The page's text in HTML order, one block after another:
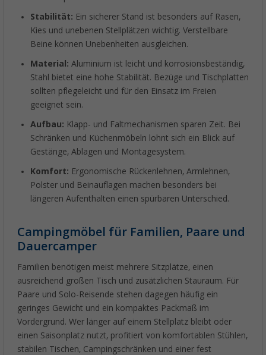
Stabilität: Ein sicherer Stand ist besonders auf Rasen,
Kies und unebenen Stellplätzen wichtig. Verstellbare
Beine können Unebenheiten ausgleichen.
Material: Aluminium ist leicht und korrosionsbeständig,
Stahl bietet eine hohe Stabilität. Bezüge und Tischplatten
sollten pflegeleicht und für den Einsatz im Freien
geeignet sein.
Aufbau: Klapp- und Faltmechanismen sparen Zeit. Bei
Schränken und Küchenmöbeln lohnt sich ein Blick auf
Gestänge, Ablagen und Montagesystem.
Komfort: Ergonomische Rückenlehnen, Armlehnen,
Polster und Beinauflagen machen besonders bei
längeren Aufenthalten einen spürbaren Unterschied.
Campingmöbel für Familien, Paare und
Dauercamper
Familien benötigen meist mehrere Sitzplätze, einen
ausreichend großen Tisch und zusätzlichen Stauraum. Für
Paare und Solo-Reisende stehen dagegen häufig ein
geringes Gewicht und ein kompaktes Packmaß im
Vordergrund. Wer länger auf einem Stellplatz bleibt oder
einen Saisonplatz nutzt, profitiert von komfortablen Stühlen,
stabilen Tischen, Campingschränken und einer fest